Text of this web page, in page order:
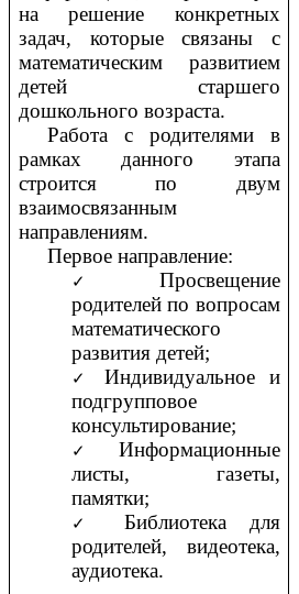
на решение конкретных
задач, которые связаны с
математическим развитием
детей старшего
дошкольного возраста.
Работа с родителями в
рамках данного этапа
строится по двум
взаимосвязанным
направлениям.
Первое направление:
Просвещение
родителей по вопросам
математического
развития детей;
Индивидуальное и
подгрупповое
консультирование;
Информационные
листы, газеты,
памятки;
Библиотека для
родителей, видеотека,
аудиотека.